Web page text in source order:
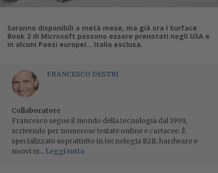
Saranno disponibili a metà mese, ma già ora i Surface
Book 2 di Microsoft possono essere prenotati negli USA e
in alcuni Paesi europei… Italia esclusa.
FRANCESCO DESTRI
Collaboratore
Francesco segue il mondo della tecnologia dal 1999,
scrivendo per numerose testate online e cartacee. È
specializzato soprattutto in tecnologia B2B, hardware e
nuovi m... Leggi tutto